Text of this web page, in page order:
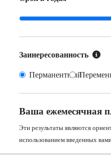
Заинересованность
Перманентный
Ваша ежемесячная
Эти результаты являются
использованием введенных